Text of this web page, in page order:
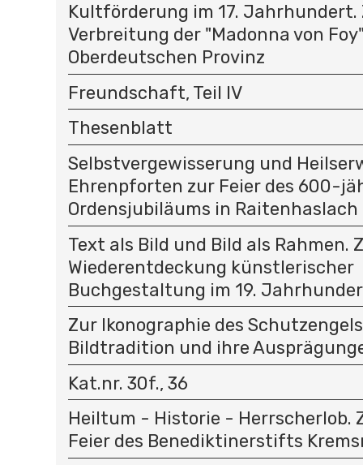
Kultförderung im 17. Jahrhundert.
Verbreitung der "Madonna von
Oberdeutschen Provinz
Freundschaft, Teil IV
Thesenblatt
Selbstvergewisserung und
Ehrenpforten zur Feier des 600-
Ordensjubiläums in Raitenhaslach
Text als Bild und Bild als Rahmen.
Wiederentdeckung künstlerischer
Buchgestaltung im 19.
Zur Ikonographie des
Bildtradition und ihre
Kat.nr. 30f., 36
Heiltum - Historie -
Feier des Benediktinerstifts